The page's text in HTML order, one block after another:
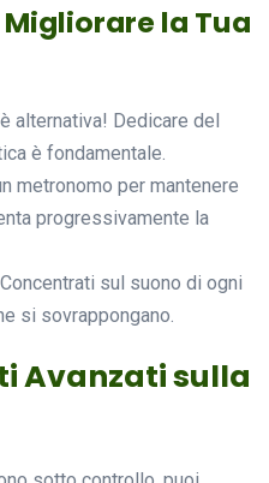
la Tua
alternativa! Dedicare del
è fondamentale.
metronomo per mantenere
progressivamente la
Concentrati sul suono di ogni
si sovrappongano.
Avanzati sulla